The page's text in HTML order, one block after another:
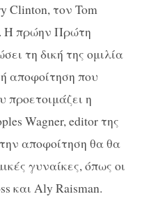
Clinton, τον Tom
Η πρώην Πρώτη
τη δική της ομιλία
αποφοίτηση που
προετοιμάζει η
Wagner, editor της
αποφοίτηση θα θα
γυναίκες, όπως οι
και Aly Raisman.